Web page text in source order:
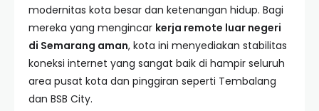
modernitas kota besar dan ketenangan hidup. Bagi
mereka yang mengincar kerja remote luar negeri
di Semarang aman, kota ini menyediakan stabilitas
koneksi internet yang sangat baik di hampir seluruh
area pusat kota dan pinggiran seperti Tembalang
dan BSB City.